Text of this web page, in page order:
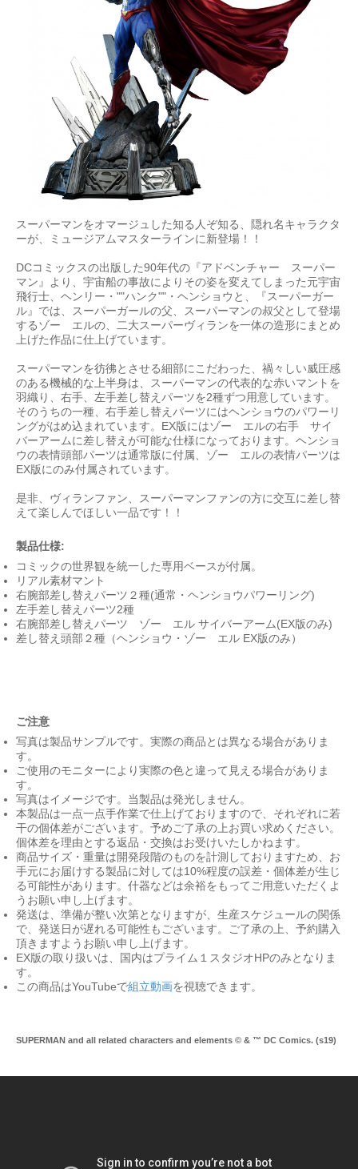
スーパーマンをオマージュした知る人ぞ知る、隠れ名キャラクタ
ーが、ミュージアムマスターラインに新登場！！
DCコミックスの出版した90年代の『アドベンチャー スーパー
マン』より、宇宙船の事故によりその姿を変えてしまった元宇宙
飛行士、ヘンリー・""ハンク""・ヘンショウと、『スーパーガー
ル』では、スーパーガールの父、スーパーマンの叔父として登場
するゾー゠エルの、二大スーパーヴィランを一体の造形にまとめ
上げた作品に仕上げています。
スーパーマンを彷彿とさせる細部にこだわった、禍々しい威圧感
のある機械的な上半身は、スーパーマンの代表的な赤いマントを
羽織り、右手、左手差し替えパーツを2種ずつ用意しています。
そのうちの一種、右手差し替えパーツにはヘンショウのパワーリ
ングがはめ込まれています。EX版にはゾー゠エルの右手 サイ
バーアームに差し替えが可能な仕様になっております。ヘンショ
ウの表情頭部パーツは通常版に付属、ゾー゠エルの表情パーツは
EX版にのみ付属されています。
是非、ヴィランファン、スーパーマンファンの方に交互に差し替
えて楽しんでほしい一品です！！
製品仕様:
コミックの世界観を統一した専用ベースが付属。
リアル素材マント
右腕部差し替えパーツ２種(通常・ヘンショウパワーリング)
左手差し替えパーツ2種
右腕部差し替えパーツ ゾー゠エル サイバーアーム(EX版のみ)
差し替え頭部２種（ヘンショウ・ゾー゠エル EX版のみ）
ご注意
写真は製品サンプルです。実際の商品とは異なる場合がありま
す。
ご使用のモニターにより実際の色と違って見える場合がありま
す。
写真はイメージです。当製品は発光しません。
本製品は一点一点手作業で仕上げておりますので、それぞれに若
干の個体差がございます。予めご了承の上お買い求めください。
個体差を理由とする返品・交換はお受けいたしかねます。
商品サイズ・重量は開発段階のものを計測しておりますため、お
手元にお届けする製品に対しては10%程度の誤差・個体差が生じ
る可能性があります。什器などは余裕をもってご用意いただくよ
うお願い申し上げます。
発送は、準備が整い次第となりますが、生産スケジュールの関係
で、発送日が遅れる可能性もございます。ご了承の上、予約購入
頂きますようお願い申し上げます。
EX版の取り扱いは、国内はプライム１スタジオHPのみとなりま
す。
この商品はYouTubeで組立動画を視聴できます。
SUPERMAN and all related characters and elements © & ™ DC Comics. (s19)